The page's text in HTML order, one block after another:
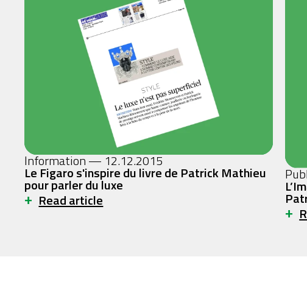
Information — 12.12.2015
Le Figaro s'inspire du livre de Patrick Mathieu
pour parler du luxe
+ Read article
+